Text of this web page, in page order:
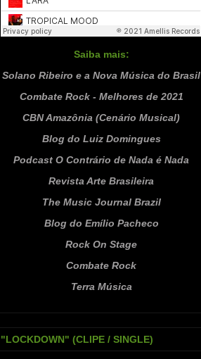
Saiba mais:
Solano Ribeiro e a Nova Música do Brasil
Combate Rock - Melhores de 2021
CBN Amazônia (Cenário Musical)
Blog do Luiz Domingues
Podcast O Contrário de Nada é Nada
Revista Arte Brasileira
The Music Journal Brazil
Blog do Emílio Pacheco
Rock On Stage
Combate Rock
Terra Música
"LOCKDOWN" (CLIPE / SINGLE)